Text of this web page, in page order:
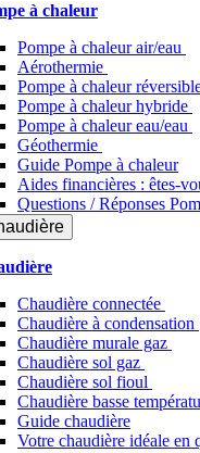
à chaleur
Pompe à chaleur air/eau
Aérothermie
Pompe à chaleur
Pompe à chaleur hybride
Pompe à chaleur​ eau/eau
Géothermie
Guide Pompe à chaleur
Aides financières : êtes-
Questions / Réponses
Chaudière connectée
Chaudière à condensation
Chaudière murale gaz
Chaudière sol gaz
Chaudière sol fioul
Chaudière basse
Guide chaudière
Votre chaudière idéale en